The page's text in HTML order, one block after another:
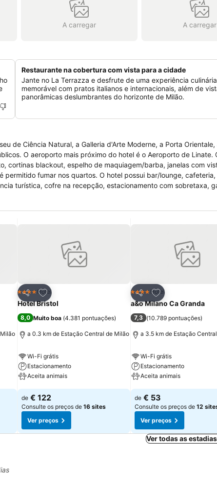
A carregar A carregar
Restaurante na cobertura com vista para a cidade
Jante no La Terrazza e desfrute de uma experiência culinária
memorável com pratos italianos e internacionais, além de
panorâmicas deslumbrantes do horizonte de Milão.
de Ciência Natural, a Galleria d'Arte Moderne, a Porta
aeroporto mais próximo do hotel é o Aeroporto de Linate. Os quartos
cortinas blackout, espelho de maquiagem/barba, janelas com
possui bar/lounge, cafeteria, elevador e
turística, cofre na recepção, estacionamento com sobretaxa,
Partilhar
Adicionar aos favoritos
4 EstrelasHotel
Hotel Bristol
8,0 Muito boa (4.381 pontuações)
a 0.3 km de Estação Central de Milão
Wi-Fi grátis
Estacionamento
Aceita animais
Ver preços
de € 122
Consulte os preços de 16 sites
Ver preços
Partilhar
Adicionar aos
4 EstrelasHotel
a&o Milano Ca Granda
7,3 (10.789 pontuações)
a 3.5 km de Estação
Wi-Fi grátis
Estacionamento
Aceita animais
Ver preços
de € 53
Consulte os preços de 12
Ver preços
Ver todas as